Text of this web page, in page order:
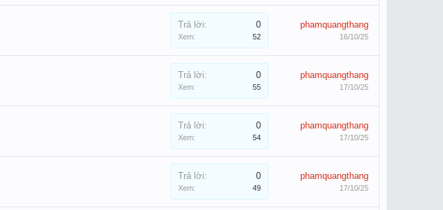
Trả lời: 0
Xem: 52
phamquangthang
16/10/25
Trả lời: 0
Xem: 55
phamquangthang
17/10/25
Trả lời: 0
Xem: 54
phamquangthang
17/10/25
Trả lời: 0
Xem: 49
phamquangthang
17/10/25